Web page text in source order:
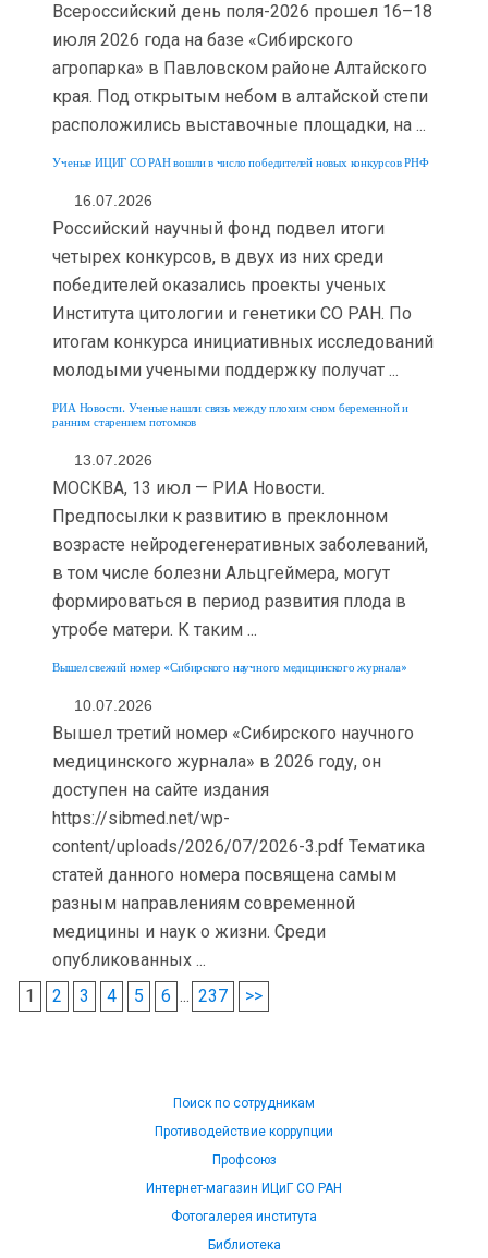
Всероссийский день поля-2026 прошел 16–18
июля 2026 года на базе «Сибирского
агропарка» в Павловском районе Алтайского
края. Под открытым небом в алтайской степи
расположились выставочные площадки, на ...
Ученые ИЦИГ СО РАН вошли в число победителей новых конкурсов РНФ
16.07.2026
Российский научный фонд подвел итоги
четырех конкурсов, в двух из них среди
победителей оказались проекты ученых
Института цитологии и генетики СО РАН. По
итогам конкурса инициативных исследований
молодыми учеными поддержку получат ...
РИА Новости. Ученые нашли связь между плохим сном беременной и
ранним старением потомков
13.07.2026
МОСКВА, 13 июл — РИА Новости.
Предпосылки к развитию в преклонном
возрасте нейродегенеративных заболеваний,
в том числе болезни Альцгеймера, могут
формироваться в период развития плода в
утробе матери. К таким ...
Вышел свежий номер «Сибирского научного медицинского журнала»
10.07.2026
Вышел третий номер «Сибирского научного
медицинского журнала» в 2026 году, он
доступен на сайте издания
https://sibmed.net/wp-
content/uploads/2026/07/2026-3.pdf Тематика
статей данного номера посвящена самым
разным направлениям современной
медицины и наук о жизни. Среди
опубликованных ...
1
2 3 4 5 6 ... 237 >>
Поиск по сотрудникам
Противодействие коррупции
Профсоюз
Интернет-магазин ИЦиГ СО РАН
Фотогалерея института
Библиотека